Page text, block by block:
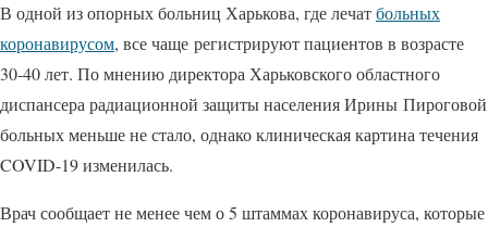
В одной из опорных больниц Харькова, где лечатбольных
коронавирусом, все чаще регистрируют пациентов в возрасте
30-40 лет. По мнению директора Харьковского областного
диспансера радиационной защиты населения Ирины Пироговой
больных меньше не стало, однако клиническая картина течения
COVID-19 изменилась.
Врач сообщает не менее чем о 5 штаммах коронавируса, которые